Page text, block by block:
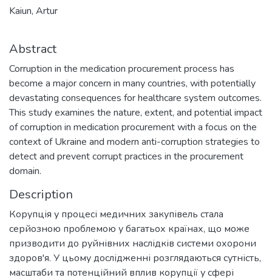
Kaiun, Artur
Abstract
Corruption in the medication procurement process has
become a major concern in many countries, with potentially
devastating consequences for healthcare system outcomes.
This study examines the nature, extent, and potential impact
of corruption in medication procurement with a focus on the
context of Ukraine and modern anti-corruption strategies to
detect and prevent corrupt practices in the procurement
domain.
Description
Корупція у процесі медичних закупівель стала
серйозною проблемою у багатьох країнах, що може
призводити до руйнівних наслідків системи охорони
здоров'я. У цьому дослідженні розглядаються сутність,
масштаби та потенційний вплив корупції у сфері